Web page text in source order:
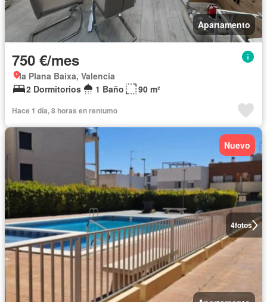
Apartamento
750 €/mes
la Plana Baixa, Valencia
2 Dormitorios
1 Baño 90 m²
Hace 1 día, 8 horas en rentumo
4fotos
Nuevo